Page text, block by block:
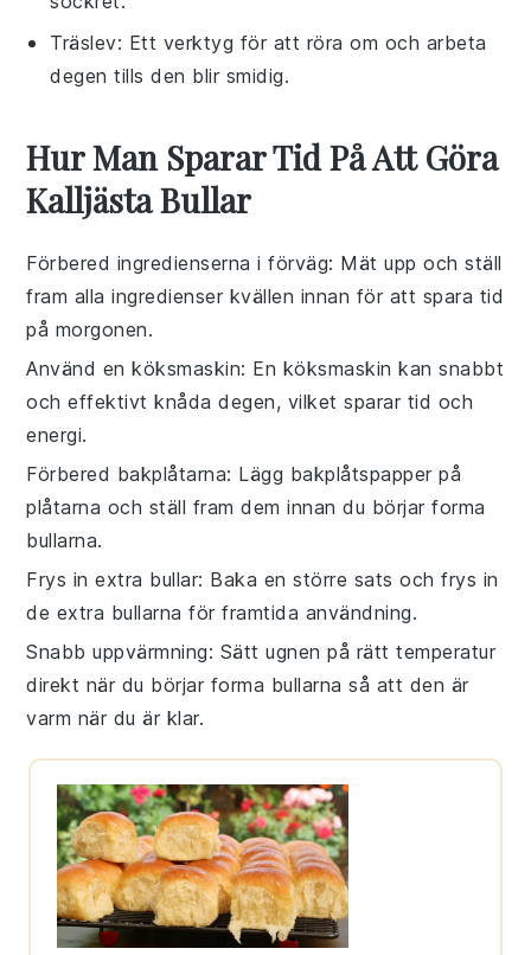
Träslev: Ett verktyg för att röra om och arbeta
degen tills den blir smidig.
Hur Man Sparar Tid På Att Göra
Kalljästa Bullar
Förbered ingredienserna i förväg: Mät upp och ställ
fram allaingredienser kvällen innan för att spara tid
på morgonen.
Använd en köksmaskin: En köksmaskin kan snabbt
och effektivt knåda degen, vilket sparar tid och
energi.
Förbered bakplåtarna: Lägg bakplåtspapper på
plåtarna och ställ fram dem innan du börjar forma
bullarna.
Frys in extra bullar: Baka en större sats och frys in
de extra bullarna för framtida användning.
Snabb uppvärmning: Sätt ugnen på rätt temperatur
direkt när du börjar forma bullarna så att den är
varm när du är klar.